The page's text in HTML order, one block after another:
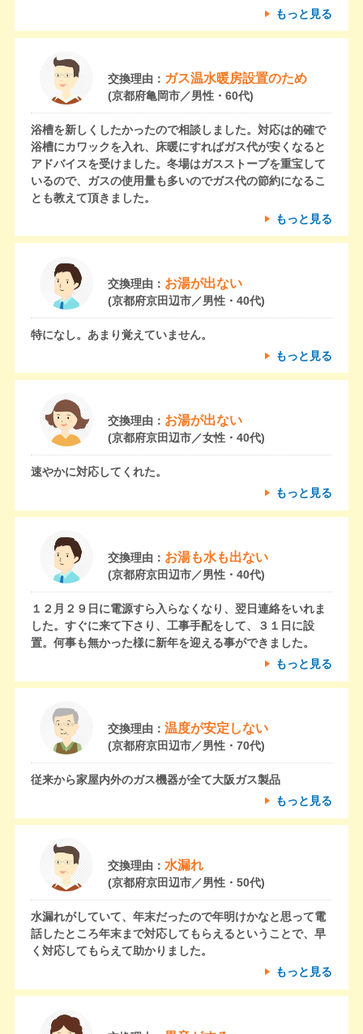
もっと見る
交換理由： ガス温水暖房設置のため
(京都府亀岡市／男性・60代)
浴槽を新しくしたかったので相談しました。対応は的確で
浴槽にカワックを入れ、床暖にすればガス代が安くなると
アドバイスを受けました。冬場はガスストーブを重宝して
いるので、ガスの使用量も多いのでガス代の節約になるこ
とも教えて頂きました。
もっと見る
交換理由： お湯が出ない
(京都府京田辺市／男性・40代)
特になし。あまり覚えていません。
もっと見る
交換理由： お湯が出ない
(京都府京田辺市／女性・40代)
速やかに対応してくれた。
もっと見る
交換理由： お湯も水も出ない
(京都府京田辺市／男性・40代)
１２月２９日に電源すら入らなくなり、翌日連絡をいれま
した。すぐに来て下さり、工事手配をして、３１日に設
置。何事も無かった様に新年を迎える事ができました。
もっと見る
交換理由： 温度が安定しない
(京都府京田辺市／男性・70代)
従来から家屋内外のガス機器が全て大阪ガス製品
もっと見る
交換理由： 水漏れ
(京都府京田辺市／男性・50代)
水漏れがしていて、年末だったので年明けかなと思って電
話したところ年末まで対応してもらえるということで、早
く対応してもらえて助かりました。
もっと見る